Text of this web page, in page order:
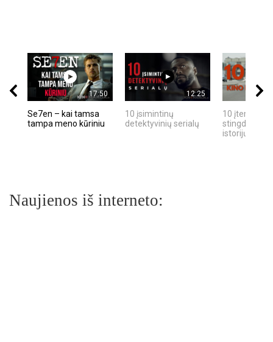
17:50
Se7en – kai tamsa
tampa meno kūriniu
12:25
10 įsimintinų
detektyvinių serialų
10 įtemptų,
stingdančių
istorijų
Naujienos iš interneto: